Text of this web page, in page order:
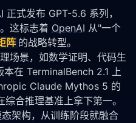
正式发布 GPT-5.6 系列，
这标志着 OpenAI 从"一个
阵 的战略转型。
场景，如数学证明、代码生
在 TerminalBench 2.1 上
Claude Mythos 5 的
综合推理基准上拿下第一。
架构，从训练阶段就融合